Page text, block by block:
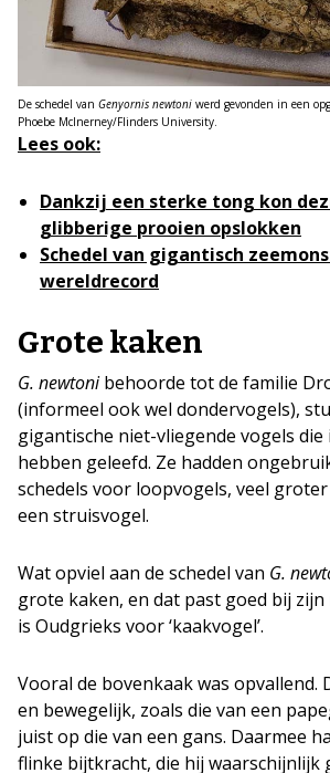
De schedel van Genyornis newtoni werd gevonden in een
Phoebe McInerney/Flinders University.
Lees ook:
Dankzij een sterke tong kon
glibberige prooien opslokken
Schedel van gigantisch
wereldrecord
Grote kaken
G. newtonibehoorde tot de familie
(informeel ook wel dondervogels),
gigantische niet-vliegende vogels die
hebben geleefd. Ze hadden
schedels voor loopvogels, veel
een struisvogel.
Wat opviel aan de schedel van G.
grote kaken, en dat past goed bij zijn
is Oudgrieks voor ‘kaakvogel’.
Vooral de bovenkaak was opvallend.
en bewegelijk, zoals die van een
juist op die van een gans. Daarmee
flinke bijtkracht, die hij waarschijnlijk